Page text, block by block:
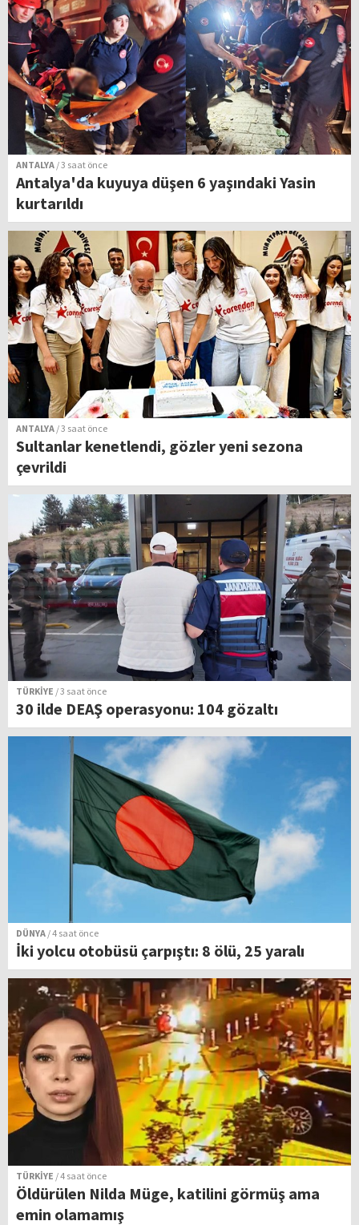
ANTALYA / 3 saat önce
Antalya'da kuyuya düşen 6 yaşındaki Yasin
kurtarıldı
ANTALYA / 3 saat önce
Sultanlar kenetlendi, gözler yeni sezona
çevrildi
TÜRKİYE / 3 saat önce
30 ilde DEAŞ operasyonu: 104 gözaltı
DÜNYA / 4 saat önce
İki yolcu otobüsü çarpıştı: 8 ölü, 25 yaralı
TÜRKİYE / 4 saat önce
Öldürülen Nilda Müge, katilini görmüş ama
emin olamamış